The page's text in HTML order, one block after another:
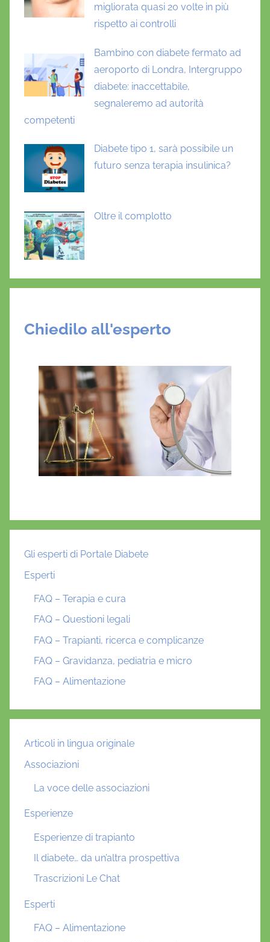
migliorata quasi 20 volte in più
rispetto ai controlli
Bambino con diabete fermato ad
aeroporto di Londra, Intergruppo
diabete: inaccettabile,
segnaleremo ad autorità
competenti
Diabete tipo 1, sarà possibile un
futuro senza terapia insulinica?
Oltre il complotto
Chiedilo all'esperto
Gli esperti di Portale Diabete
Esperti
FAQ – Terapia e cura
FAQ – Questioni legali
FAQ – Trapianti, ricerca e complicanze
FAQ – Gravidanza, pediatria e micro
FAQ – Alimentazione
Articoli in lingua originale
Associazioni
La voce delle associazioni
Esperienze
Esperienze di trapianto
Il diabete… da un’altra prospettiva
Trascrizioni Le Chat
Esperti
FAQ – Alimentazione